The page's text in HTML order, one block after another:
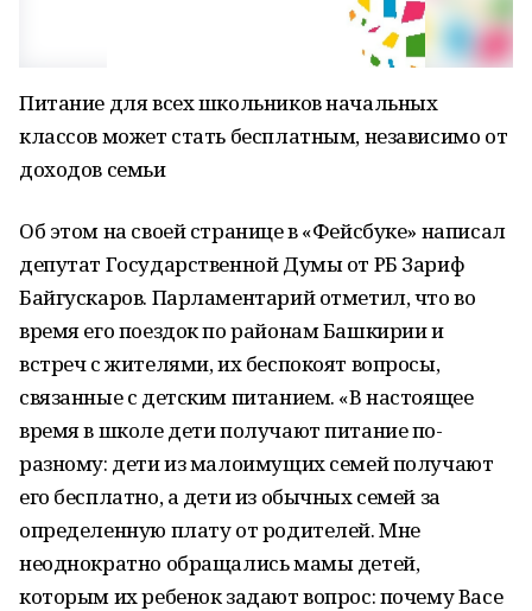
Питание для всех школьников начальных
классов может стать бесплатным, независимо от
доходов семьи
Об этом на своей странице в «Фейсбуке» написал
депутат Государственной Думы от РБ Зариф
Байгускаров. Парламентарий отметил, что во
время его поездок по районам Башкирии и
встреч с жителями, их беспокоят вопросы,
связанные с детским питанием. «В настоящее
время в школе дети получают питание по-
разному: дети из малоимущих семей получают
его бесплатно, а дети из обычных семей за
определенную плату от родителей. Мне
неоднократно обращались мамы детей,
которым их ребенок задают вопрос: почему Васе